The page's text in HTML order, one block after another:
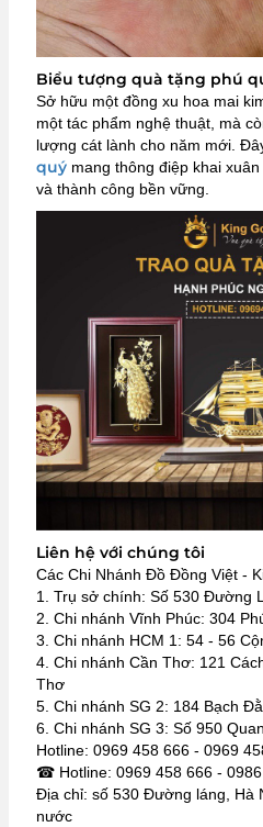
Biểu tượng quà tặng phú
Sở hữu một đồng xu hoa mai
một tác phẩm nghệ thuật, mà
lượng cát lành cho năm mới.
quý mang thông điệp khai
và thành công bền vững.
Liên hệ với chúng tôi
Các Chi Nhánh Đồ Đồng Việt -
1. Trụ sở chính: Số 530 Đường
2. Chi nhánh Vĩnh Phúc: 304
3. Chi nhánh HCM 1: 54 - 56
4. Chi nhánh Cần Thơ: 121
Thơ
5. Chi nhánh SG 2: 184 Bạch
6. Chi nhánh SG 3: Số 950
Hotline: 0969 458 666 - 0969
☎ Hotline: 0969 458 666 -
Địa chỉ: số 530 Đường láng, Hà
nước